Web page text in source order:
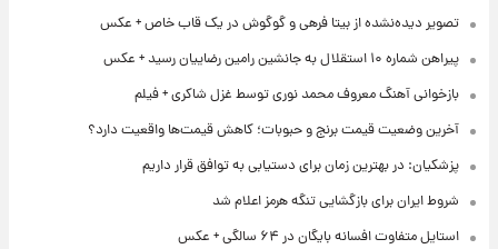
تصویر دیده‌نشده از بیتا فرهی و گوگوش در یک قاب خاص + عکس
پیراهن شماره ۱۰ استقلال به جانشین رامین رضاییان رسید + عکس
بازخوانی آهنگ معروف محمد نوری توسط غزل شاکری + فیلم
آخرین وضعیت قیمت برنج و حبوبات؛ کاهش قیمت‌ها واقعیت دارد؟
پزشکیان: در بهترین زمان برای دستیابی به توافق قرار داریم
شروط ایران برای بازگشایی تنگه هرمز اعلام شد
استایل متفاوت افسانه بایگان در ۶۴ سالگی + عکس